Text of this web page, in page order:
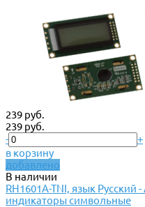
239 руб.
239 руб.
-
+
в корзину
добавлено
В наличии
RH1601A-TNI, язык
индикаторы символьные